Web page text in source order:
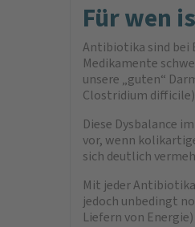
Für wen
Antibiotika sind bei
Medikamente
unsere „guten“
Clostridium
Diese Dysbalance
vor, wenn
sich deutlich
Mit jeder
jedoch unbedingt
Liefern von